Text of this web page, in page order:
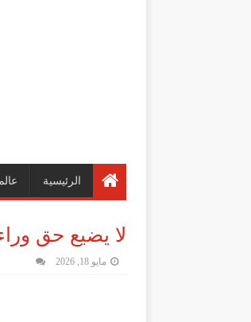
الرئيسية
لا يضيع حق
مايو 18, 2026